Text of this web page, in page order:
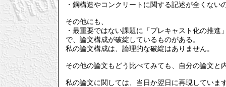
・鋼構造やコンクリートに関する記述が全くない
その他にも、
・最重要ではない課題に「プレキャスト化の推
で、論文構成が破綻しているものがある。
私の論文構成は、論理的な破綻はありません。
その他の論文もどう比べてみても、自分の論文と
私の論文に関しては、当日か翌日に再現していま